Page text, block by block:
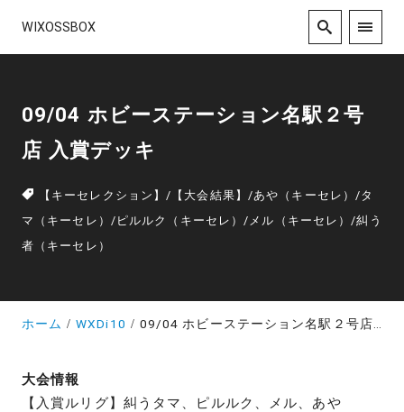
WIXOSSBOX
09/04 ホビーステーション名駅２号
店 入賞デッキ
【キーセレクション】/ 【大会結果】 /あや（キーセレ）/タ
マ（キーセレ） / ピルルク（キーセレ）/ メル（キーセレ）/糾う
者（キーセレ）
ホーム WXDi10 09/04 ホビーステーション名駅２号店 入賞デッキ
大会情報
【入賞ルリグ】糾うタマ、ピルルク、メル、あや